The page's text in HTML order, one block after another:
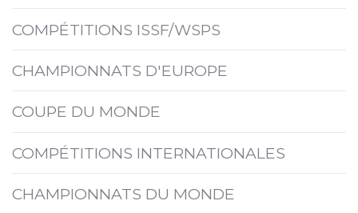
COMPÉTITIONS ISSF/WSPS
CHAMPIONNATS D'EUROPE
COUPE DU MONDE
COMPÉTITIONS INTERNATIONALES
CHAMPIONNATS DU MONDE